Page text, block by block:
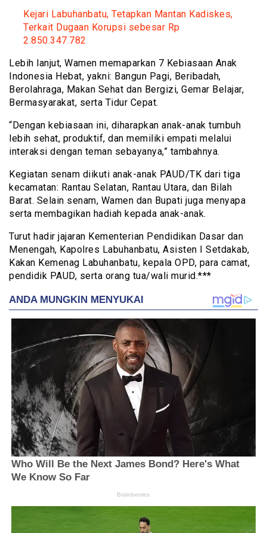
Kejari Labuhanbatu, Tetapkan Mantan Kadiskes,
Terkait Dugaan Korupsi sebesar Rp
2.850.347.782
Lebih lanjut, Wamen memaparkan 7 Kebiasaan Anak
Indonesia Hebat, yakni: Bangun Pagi, Beribadah,
Berolahraga, Makan Sehat dan Bergizi, Gemar Belajar,
Bermasyarakat, serta Tidur Cepat.
“Dengan kebiasaan ini, diharapkan anak-anak tumbuh
lebih sehat, produktif, dan memiliki empati melalui
interaksi dengan teman sebayanya,” tambahnya.
Kegiatan senam diikuti anak-anak PAUD/TK dari tiga
kecamatan: Rantau Selatan, Rantau Utara, dan Bilah
Barat. Selain senam, Wamen dan Bupati juga menyapa
serta membagikan hadiah kepada anak-anak.
Turut hadir jajaran Kementerian Pendidikan Dasar dan
Menengah, Kapolres Labuhanbatu, Asisten I Setdakab,
Kakan Kemenag Labuhanbatu, kepala OPD, para camat,
pendidik PAUD, serta orang tua/wali murid.***